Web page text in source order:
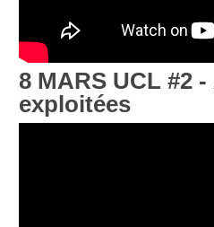
8 MARS UCL #2
exploitées